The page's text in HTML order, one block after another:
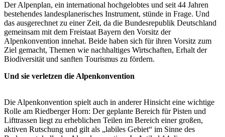
Der Alpenplan, ein international hochgelobtes und seit 44 Jahren
bestehendes landesplanerisches Instrument, stünde in Frage. Und
das ausgerechnet zu einer Zeit, da die Bundesrepublik Deutschland
gemeinsam mit dem Freistaat Bayern den Vorsitz der
Alpenkonvention innehat. Beide haben sich für ihren Vorsitz zum
Ziel gemacht, Themen wie nachhaltiges Wirtschaften, Erhalt der
Biodiversität und sanften Tourismus zu fördern.
Und sie verletzen die Alpenkonvention
Die Alpenkonvention spielt auch in anderer Hinsicht eine wichtige
Rolle am Riedberger Horn: Der geplante Bereich für Pisten und
Lifttrassen liegt zu erheblichen Teilen im Bereich einer großen,
aktiven Rutschung und gilt als „labiles Gebiet“ im Sinne des